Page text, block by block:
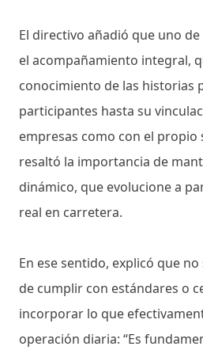
El directivo añadió que uno
el acompañamiento integral,
conocimiento de las historias
participantes hasta su
empresas como con el propio
resaltó la importancia de
dinámico, que evolucione a
real en carretera.
En ese sentido, explicó que
de cumplir con estándares o
incorporar lo que
operación diaria: “Es